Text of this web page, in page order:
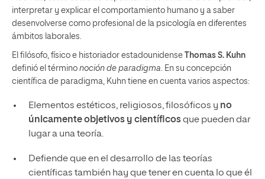
interpretar y explicar el comportamiento humano y a saber
desenvolverse como profesional de la psicología en diferentes
ámbitos laborales.
El filósofo, físico e historiador estadounidense Thomas S. Kuhn
definió el término noción de paradigma . En su concepción
científica de paradigma, Kuhn tiene en cuenta varios aspectos:
Elementos estéticos, religiosos, filosóficos y no
únicamente objetivos y científicosque pueden dar
lugar a una teoría.
Defiende que en el desarrollo de las teorías
científicas también hay que tener en cuenta lo que él